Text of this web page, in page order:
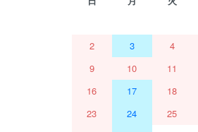
2 3
4
9
10
11
16
17
18
23
24
25